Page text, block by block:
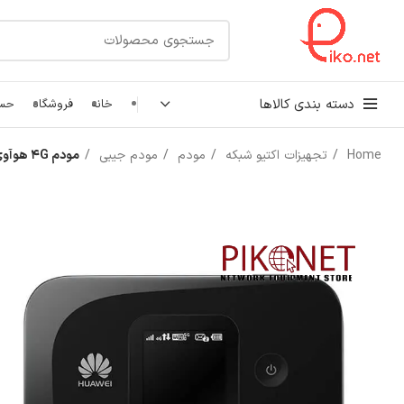
دسته بندی کالاها
کابل شبکه
خانه فروشگاه
Home تجهیزات اکتیو شبکه مودم مودم جیبی مودم 4G هوآوی E5577S